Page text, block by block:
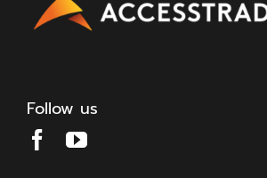
Follow us